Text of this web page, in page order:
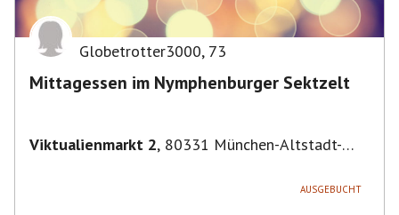
Globetrotter3000, 73
Mittagessen im Nymphenburger Sektzelt
Viktualienmarkt 2, 80331 München-Altstadt-
AUSGEBUCHT